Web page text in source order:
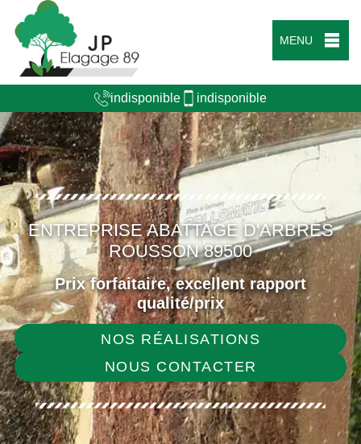
MENU
indisponible indisponible
ENTREPRISE ABATTAGE D'ARBRES
ROUSSON 89500
Prix forfaitaire, excellent rapport
qualité/prix
NOS RÉALISATIONS
NOUS CONTACTER